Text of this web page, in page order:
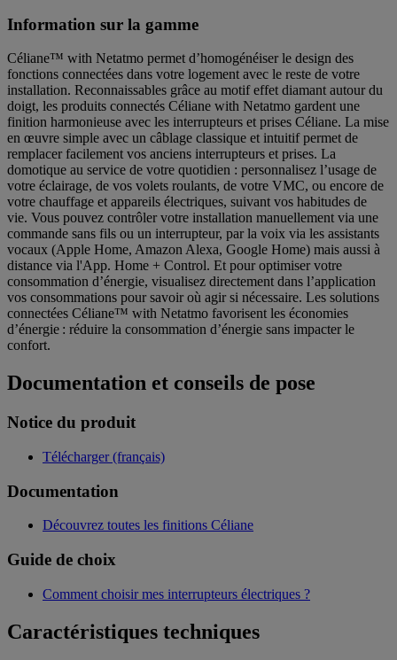
Information sur la gamme
Céliane™ with Netatmo permet d’homogénéiser le design des
fonctions connectées dans votre logement avec le reste de votre
installation. Reconnaissables grâce au motif effet diamant autour du
doigt, les produits connectés Céliane with Netatmo gardent une
finition harmonieuse avec les interrupteurs et prises Céliane. La mise
en œuvre simple avec un câblage classique et intuitif permet de
remplacer facilement vos anciens interrupteurs et prises. La
domotique au service de votre quotidien : personnalisez l’usage de
votre éclairage, de vos volets roulants, de votre VMC, ou encore de
votre chauffage et appareils électriques, suivant vos habitudes de
vie. Vous pouvez contrôler votre installation manuellement via une
commande sans fils ou un interrupteur, par la voix via les assistants
vocaux (Apple Home, Amazon Alexa, Google Home) mais aussi à
distance via l'App. Home + Control. Et pour optimiser votre
consommation d’énergie, visualisez directement dans l’application
vos consommations pour savoir où agir si nécessaire. Les solutions
connectées Céliane™ with Netatmo favorisent les économies
d’énergie : réduire la consommation d’énergie sans impacter le
confort.
Documentation et conseils de pose
Notice du produit
Télécharger (français)
Documentation
Découvrez toutes les finitions Céliane
Guide de choix
Comment choisir mes interrupteurs électriques ?
Caractéristiques techniques